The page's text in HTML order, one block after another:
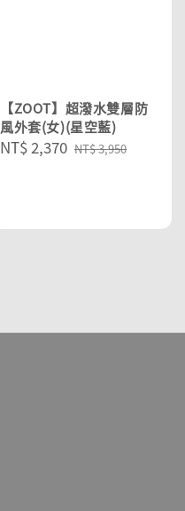
【ZOOT】超潑水雙層防
風外套(女)(星空藍)
Sale
NT$ 2,370 Regular
NT$ 3,950